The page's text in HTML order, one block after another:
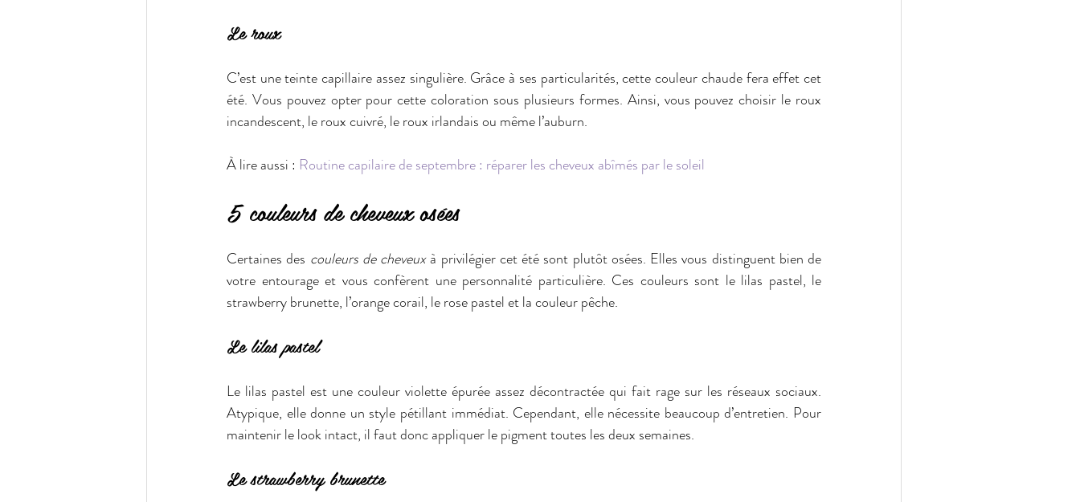
Le roux
C’est une teinte capillaire assez singulière. Grâce à ses particularités, cette couleur chaude fera effet cet
été. Vous pouvez opter pour cette coloration sous plusieurs formes. Ainsi, vous pouvez choisir le roux
incandescent, le roux cuivré, le roux irlandais ou même l’auburn.
À lire aussi : Routine capilaire de septembre : réparer les cheveux abîmés par le soleil
5 couleurs de cheveux osées
Certaines des couleurs de cheveux à privilégier cet été sont plutôt osées. Elles vous distinguent bien de
votre entourage et vous confèrent une personnalité particulière. Ces couleurs sont le lilas pastel, le
strawberry brunette, l’orange corail, le rose pastel et la couleur pêche.
Le lilas pastel
Le lilas pastel est une couleur violette épurée assez décontractée qui fait rage sur les réseaux sociaux.
Atypique, elle donne un style pétillant immédiat. Cependant, elle nécessite beaucoup d’entretien. Pour
maintenir le look intact, il faut donc appliquer le pigment toutes les deux semaines.
Le strawberry brunette